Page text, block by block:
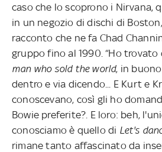
caso che lo scoprono i Nirvana,
in un negozio di dischi di
racconto che ne fa Chad
gruppo fino al 1990. “Ho trovato
man who sold the world, in
dentro e via dicendo... E Kurt e
conoscevano, così gli ho
Bowie preferite?. E loro: beh,
conosciamo è quello di Let's
rimane tanto affascinato da